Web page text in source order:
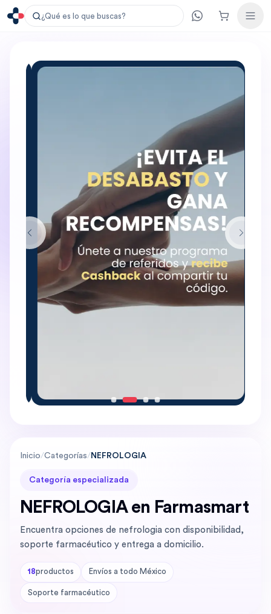
¿Qué es lo que buscas?
Inicio/Categorías/NEFROLOGIA
Categoría especializada
NEFROLOGIA en Farmasmart
Encuentra opciones de nefrologia con disponibilidad,
soporte farmacéutico y entrega a domicilio.
18productos Envíos a todo México
Soporte farmacéutico